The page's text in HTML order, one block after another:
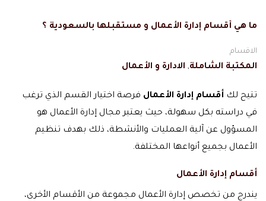
ما هي أقسام إدارة الأعمال و مستقبلها بالسعودية ؟
الاقسام
المكتبة الشاملة, الادارة و الأعمال
تتيح لك أقسام إدارة الأعمال فرصة اختيار القسم الذي ترغب
في دراسته بكل سهولة، حيث يعتبر مجال إدارة الأعمال هو
المسؤول عن آلية العمليات والأنشطة، ذلك بهدف تنظيم
الأعمال بجميع أنواعها المختلفة.
أقسام إدارة الأعمال
يندرج من تخصص إدارة الأعمال مجموعة من الأقسام الأخرى،